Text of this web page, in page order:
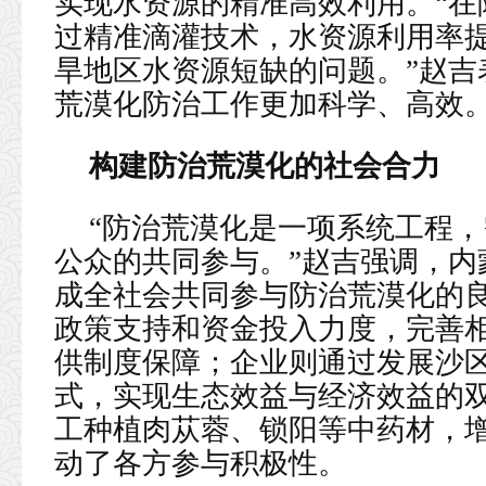
过精准滴灌技术，水资源利用率
旱地区水资源短缺的问题。”赵
荒漠化防治工作更加科学、高效
构建防治荒漠化的社会合力
“防治荒漠化是一项系统工程
公众的共同参与。”赵吉强调，
成全社会共同参与防治荒漠化的
政策支持和资金投入力度，完善
供制度保障；企业则通过发展沙
式，实现生态效益与经济效益的
工种植肉苁蓉、锁阳等中药材，
动了各方参与积极性。